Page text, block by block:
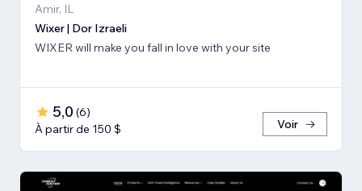
Amir, IL
Wixer | Dor Izraeli
WIXER will make you fall in love with your site
5,0 (6)
À partir de 150 $
Voir